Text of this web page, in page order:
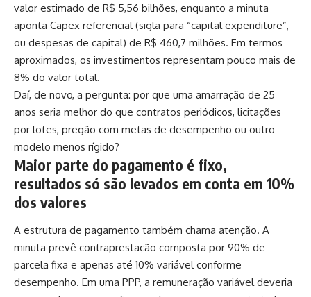
valor estimado de R$ 5,56 bilhões, enquanto a minuta
aponta Capex referencial (sigla para “capital expenditure”,
ou despesas de capital) de R$ 460,7 milhões. Em termos
aproximados, os investimentos representam pouco mais de
8% do valor total.
Daí, de novo, a pergunta: por que uma amarração de 25
anos seria melhor do que contratos periódicos, licitações
por lotes, pregão com metas de desempenho ou outro
modelo menos rígido?
Maior parte do pagamento é fixo,
resultados só são levados em conta em 10%
dos valores
A estrutura de pagamento também chama atenção. A
minuta prevê contraprestação composta por 90% de
parcela fixa e apenas até 10% variável conforme
desempenho. Em uma PPP, a remuneração variável deveria